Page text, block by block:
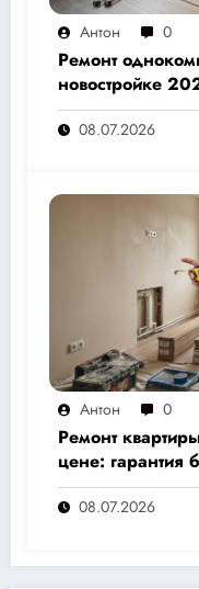
Антон 0
Ремонт
новостройке
стоит и как не
расчёт от 500
08.07.2026
Антон 0
Ремонт
цене: гарантия
переплат
08.07.2026